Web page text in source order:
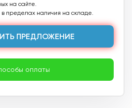
на сайте.
пределах наличия на складе.
ПРЕДЛОЖЕНИЕ
оплаты